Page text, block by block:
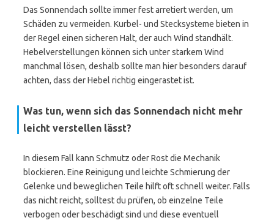
Das Sonnendach sollte immer fest arretiert werden, um
Schäden zu vermeiden. Kurbel- und Stecksysteme bieten in
der Regel einen sicheren Halt, der auch Wind standhält.
Hebelverstellungen können sich unter starkem Wind
manchmal lösen, deshalb sollte man hier besonders darauf
achten, dass der Hebel richtig eingerastet ist.
Was tun, wenn sich das Sonnendach nicht mehr
leicht verstellen lässt?
In diesem Fall kann Schmutz oder Rost die Mechanik
blockieren. Eine Reinigung und leichte Schmierung der
Gelenke und beweglichen Teile hilft oft schnell weiter. Falls
das nicht reicht, solltest du prüfen, ob einzelne Teile
verbogen oder beschädigt sind und diese eventuell